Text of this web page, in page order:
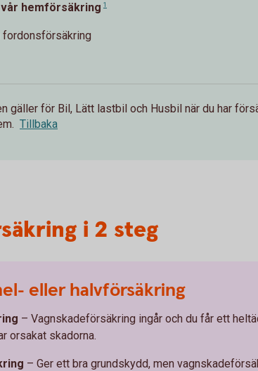
vår hemförsäkring 1
fordonsförsäkring
gäller för Bil, Lätt lastbil och Husbil när du har
Tillbaka
i 2 steg
eller halvförsäkring
– Vagnskadeförsäkring ingår och du får ett
orsakat skadorna.
– Ger ett bra grundskydd, men